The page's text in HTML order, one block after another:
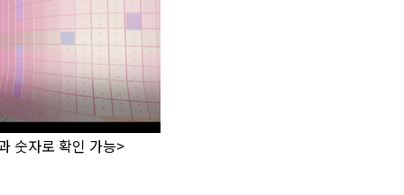
숫자로 확인 가능>